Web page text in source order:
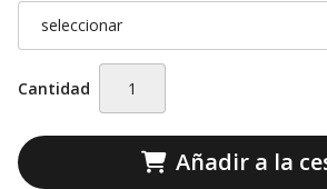
Cantidad
Añadir a la